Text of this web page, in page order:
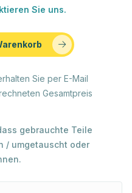
Sie uns.
Sie per E-Mail
Gesamtpreis
gebrauchte Teile
/ umgetauscht oder